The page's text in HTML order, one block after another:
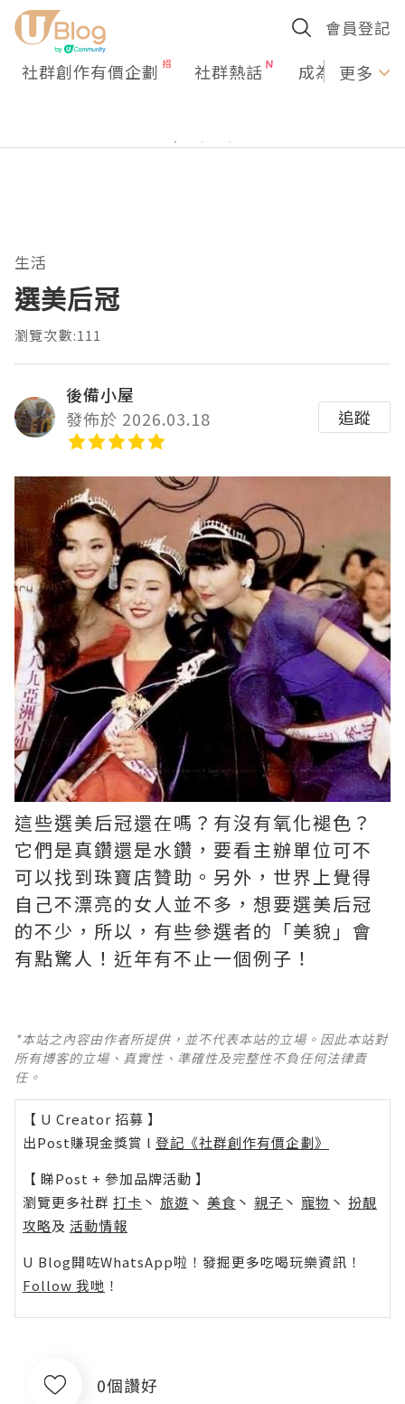
會員登記
社群創作有價企劃 社群熱話 成為U更多
生活
選美后冠
瀏覽次數:111
後備小屋
發佈於 2026.03.18
追蹤
這些選美后冠還在嗎？有沒有氧化褪色？
它們是真鑽還是水鑽，要看主辦單位可不
可以找到珠寶店贊助。另外，世界上覺得
自己不漂亮的女人並不多，想要選美后冠
的不少，所以，有些參選者的「美貌」會
有點驚人！近年有不止一個例子！ ​​​
*本站之內容由作者所提供，並不代表本站的立場。因此本站對
所有博客的立場、真實性、準確性及完整性不負任何法律責
任。
【 U Creator 招募 】
出Post賺現金獎賞 l 登記《社群創作有價企劃》
【 睇Post + 參加品牌活動 】
瀏覽更多社群 打卡 丶 旅遊 丶 美食 丶 親子 丶 寵物 丶 扮靚
攻略及 活動情報
U Blog開咗WhatsApp啦！發掘更多吃喝玩樂資訊！
Follow 我哋 ！
0個讚好